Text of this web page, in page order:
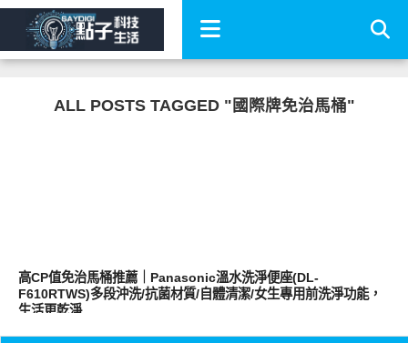
ALL POSTS TAGGED "國際牌免治馬桶"
高CP值免治馬桶推薦｜Panasonic溫水洗淨便座(DL-
F610RTWS)多段沖洗/抗菌材質/自體清潔/女生專用前洗淨功能，
生活更乾淨